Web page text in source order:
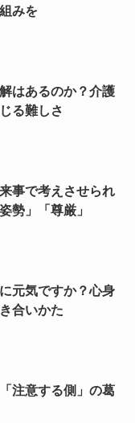
みを
はあるのか？介護
る難しさ
事で考えさせられ
勢」「尊厳」
元気ですか？心身
合いかた
注意する側」の葛